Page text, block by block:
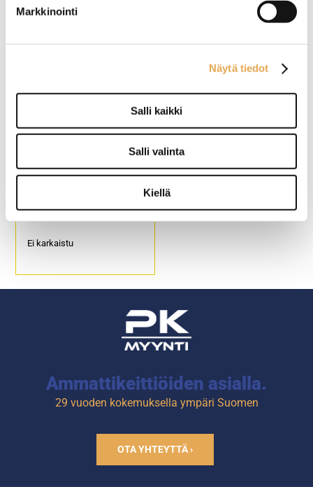
Markkinointi
Näytä tiedot
Salli kaikki
Salli valinta
Kiellä
Ei karkaistu
Ei karkaistu
Ammattikeittiöiden asialla.
29 vuoden kokemuksella ympäri Suomen
OTA YHTEYTTÄ ›